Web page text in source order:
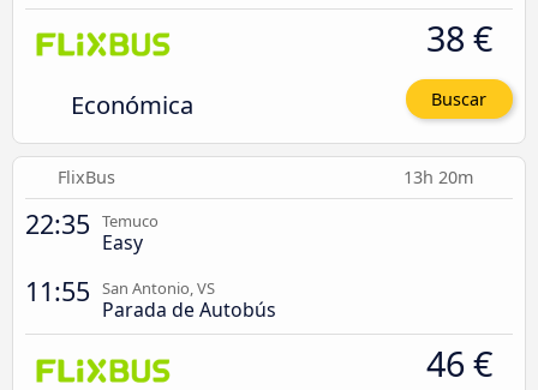
Económica
38 €
Buscar
FlixBus 13h 20m
22:35 Temuco
Easy
11:55 San Antonio, VS
Parada de Autobús
46 €